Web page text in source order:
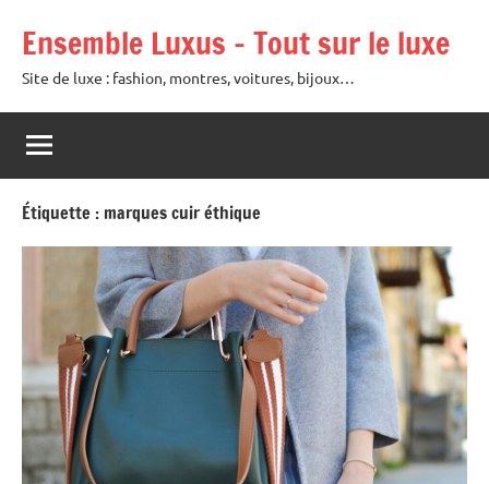
contenu
Ensemble Luxus – Tout sur le luxe
Site de luxe : fashion, montres, voitures, bijoux…
Étiquette : marques cuir éthique